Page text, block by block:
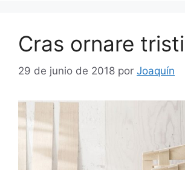
Cras ornare
29 de junio de 2018 por Joaquín